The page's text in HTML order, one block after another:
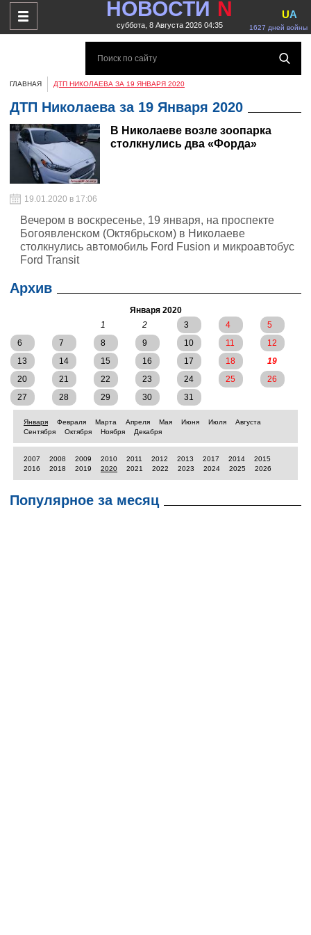
НОВОСТИ N
суббота, 8 Августа 2026 04:35 1627 дней войны
UA
ГЛАВНАЯ ДТП НИКОЛАЕВА ЗА 19 ЯНВАРЯ 2020
ДТП Николаева за 19 Января 2020
В Николаеве возле зоопарка
столкнулись два «Форда»
19.01.2020 в 17:06
Вечером в воскресенье, 19 января, на проспекте
Богоявленском (Октябрьском) в Николаеве
столкнулись автомобиль Ford Fusion и микроавтобус
Ford Transit
Архив
Января 2020
1
2 3 4
5
6
7 8 9 10 11
12
13
14 15 16 17 18
19
20
21 22 23 24 25
26
27
28 29 30 31
Января Февраля Марта Апреля Мая Июня Июля
Августа
Сентября
Октября Ноября Декабря
2007 2008 2009 2010 2011 2012 2013 2017 2014
2015
2016
2018 2019 2020 2021 2022 2023 2024 2025 2026
Популярное за месяц